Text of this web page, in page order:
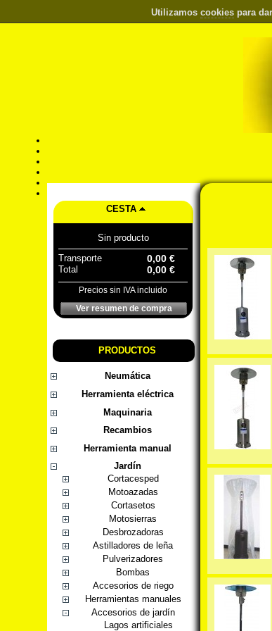
Utilizamos cookies para
CESTA
Sin producto
Transporte
0,00 €
Total 0,00 €
Precios sin IVA incluido
Ver resumen de compra
PRODUCTOS
Neumática
Herramienta eléctrica
Maquinaria
Recambios
Herramienta manual
Jardín
Cortacesped
Motoazadas
Cortasetos
Motosierras
Desbrozadoras
Astilladores de leña
Pulverizadores
Bombas
Accesorios de riego
Herramientas manuales
Accesorios de jardín
Lagos artificiales